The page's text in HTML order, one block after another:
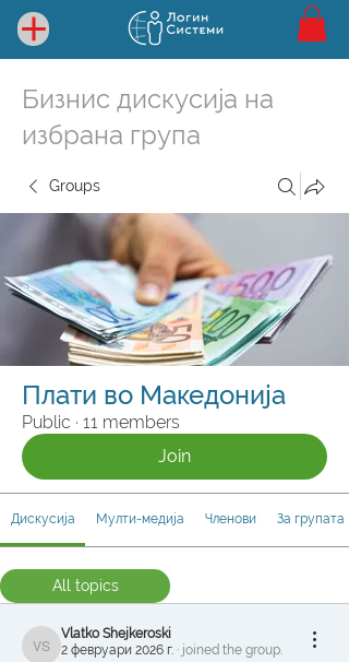
Бизнис дискусија на
избрана група
Groups
Плати во Македонија
Public · 11 members
Join
Дискусија Мулти-медија Членови За групата
All topics
Vlatko Shejkeroski
Vlatko Shejkeroski
2 февруари 2026 г. · joined the group.